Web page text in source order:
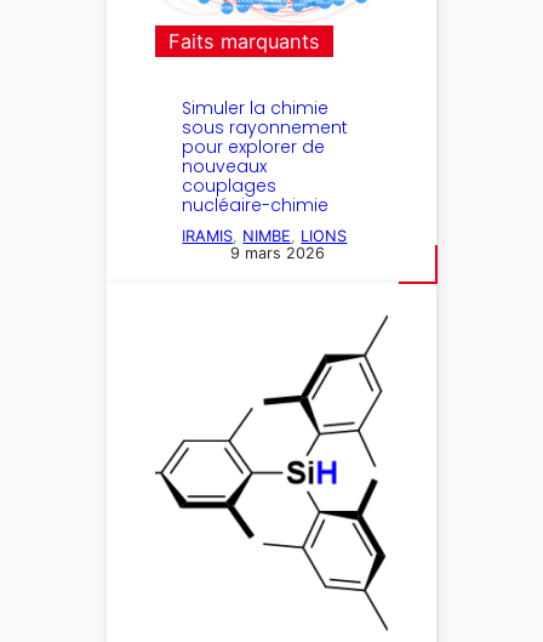
Faits marquants
Simuler la chimie
sous rayonnement
pour explorer de
nouveaux
couplages
nucléaire-chimie
IRAMIS NIMBE
LIONS
9 mars 2026